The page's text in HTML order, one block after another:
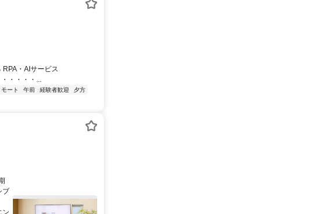
・AIサービス
・・・・...
ート 午前 経験者歓迎
夕方
ブ
ン